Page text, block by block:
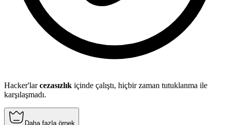
Hacker'larcezasızlık içinde çalıştı, hiçbir zaman tutuklanma ile
karşılaşmadı.
Daha fazla örnek